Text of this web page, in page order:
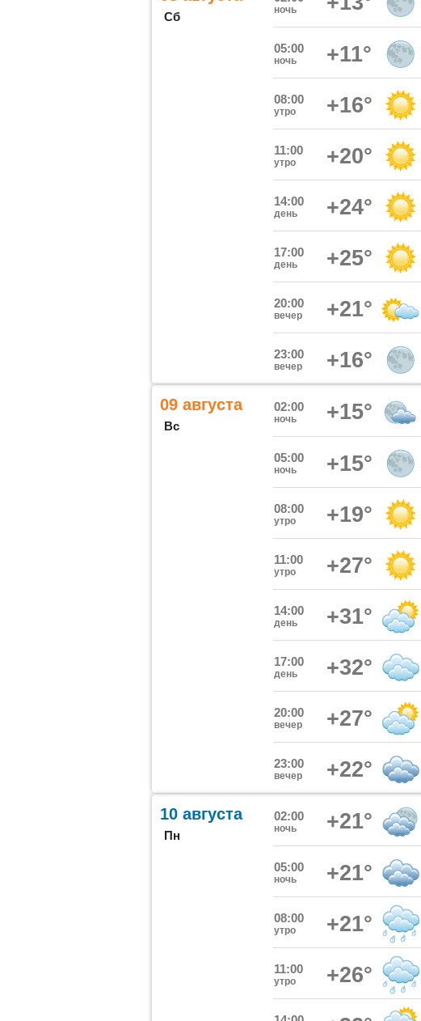
Сб ночь
05:00
ночь +11°
08:00
утро +16°
11:00
утро +20°
14:00
день +24°
17:00
день +25°
20:00
вечер +21°
23:00
вечер +16°
09 августа
Вс
02:00
ночь +15°
05:00
ночь +15°
08:00
утро +19°
11:00
утро +27°
14:00
день +31°
17:00
день +32°
20:00
вечер +27°
23:00
вечер +22°
10 августа
Пн
02:00
ночь +21°
05:00
ночь +21°
08:00
утро +21°
11:00
утро +26°